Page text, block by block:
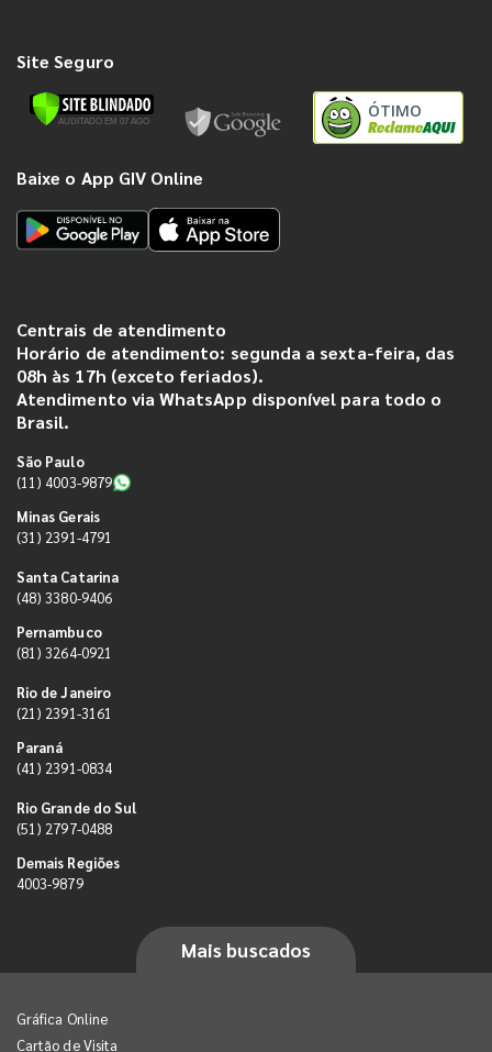
Site Seguro
ÓTIMO
Baixe o App GIV Online
Centrais de atendimento
Horário de atendimento: segunda a sexta-feira, das
08h às 17h (exceto feriados).
Atendimento via WhatsApp disponível para todo o
Brasil.
São Paulo
(11) 4003-9879
Minas Gerais
(31) 2391-4791
Santa Catarina
(48) 3380-9406
Pernambuco
(81) 3264-0921
Rio de Janeiro
(21) 2391-3161
Paraná
(41) 2391-0834
Rio Grande do Sul
(51) 2797-0488
Demais Regiões
4003-9879
Mais buscados
Gráfica Online
Cartão de Visita